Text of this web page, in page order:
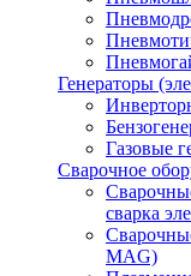
Генераторы
Газовые
Сварочное
сварка
MAG)